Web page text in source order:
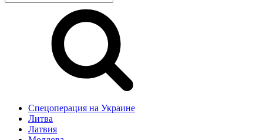
Спецоперация на Украине
Литва
Латвия